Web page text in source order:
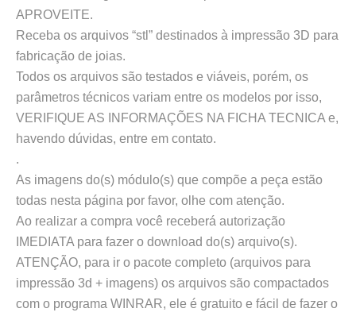
APROVEITE.
Receba os arquivos “stl” destinados à impressão 3D para
fabricação de joias.
Todos os arquivos são testados e viáveis, porém, os
parâmetros técnicos variam entre os modelos por isso,
VERIFIQUE AS INFORMAÇÕES NA FICHA TECNICA e,
havendo dúvidas, entre em contato.
.
As imagens do(s) módulo(s) que compõe a peça estão
todas nesta página por favor, olhe com atenção.
Ao realizar a compra você receberá autorização
IMEDIATA para fazer o download do(s) arquivo(s).
ATENÇÃO, para ir o pacote completo (arquivos para
impressão 3d + imagens) os arquivos são compactados
com o programa WINRAR, ele é gratuito e fácil de fazer o